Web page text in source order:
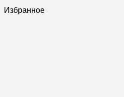
Избранное